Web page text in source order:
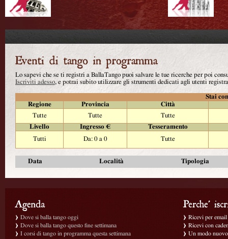
Lo sapevi che se ti registri a BallaTango puoi salvare le tue ricerche per poi
Iscriviti adesso, e potrai subito utilizzare gli strumenti dedicati agli utenti
Stai
Regione
Provincia
Città
Tutte
Tutte
Tutte
Livello
Ingresso €
Tesseramento
Tutti
Da: 0 a 0 Tutte
Data Località Tipologia
Dove si balla tango oggi
Dove si balla tango questo fine settimana
I corsi di tango in programma questa settimana
Ricevi per
Ricevi con
Un modo